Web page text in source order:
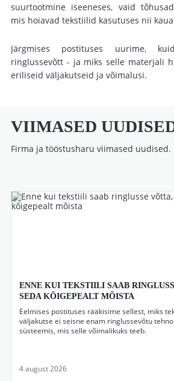
suurtootmine iseeneses, vaid
mis hoiavad tekstiilid kasutuses nii
Järgmises postituses uurime,
ringlussevõtt - ja miks selle materjali
eriliseid väljakutseid ja võimalusi.
VIIMASED
Firma ja tööstusharu viimased uudised.
ENNE KUI TEKSTIILI SAAB
SEDA KÕIGEPEALT MÕISTA
Eelmises postituses rääkisime sellest, miks
väljakutse ei seisne enam ringlussevõtu
süsteemis, mis selle võimalikuks teeb.
4 august 2026